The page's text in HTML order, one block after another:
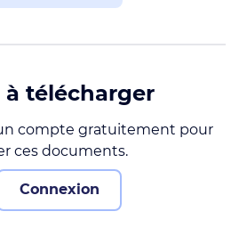
télécharger
compte gratuitement pour
ces documents.
Connexion